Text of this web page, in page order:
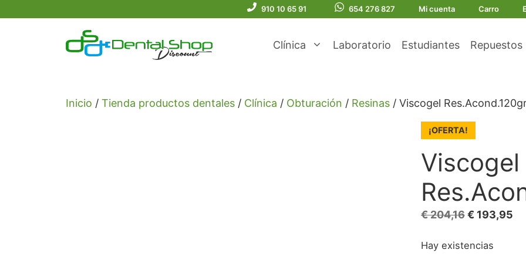
910 10 65 91 654 276 827 Mi cuenta Carro
Clínica Laboratorio Estudiantes Repuestos
Inicio / Tienda productos dentales / Clínica / Obturación / Resinas / Viscogel
¡OFERTA!
Viscogel
€204,16 El
original
€ 193,95El
Hay existencias